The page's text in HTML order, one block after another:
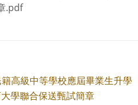
.pdf
高級中等學校應屆畢業生升學
學聯合保送甄試簡章